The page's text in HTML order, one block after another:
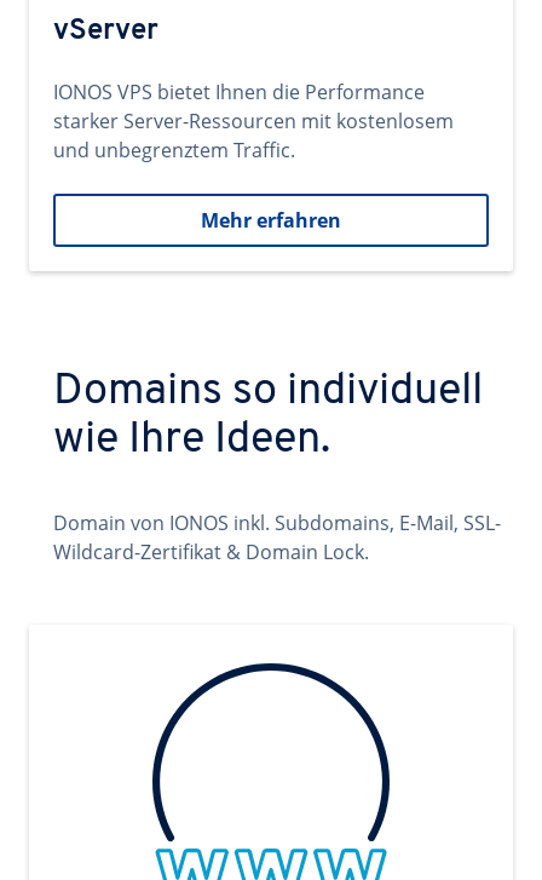
vServer
IONOS VPS bietet Ihnen die Performance
starker Server-Ressourcen mit kostenlosem
und unbegrenztem Traffic.
Mehr erfahren
Domains so individuell
wie Ihre Ideen.
Domain von IONOS inkl. Subdomains, E-Mail, SSL-
Wildcard-Zertifikat & Domain Lock.